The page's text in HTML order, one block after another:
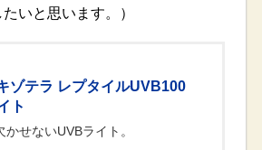
いと思います。）
ゾテラ レプタイルUVB100
ト
せないUVBライト。